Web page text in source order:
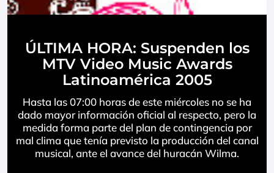
ÚLTIMA HORA: Suspenden los
MTV Video Music Awards
Latinoamérica 2005
Hasta las 07:00 horas de este miércoles no se ha
dado mayor información oficial al respecto, pero la
medida forma parte del plan de contingencia por
mal clima que tenía previsto la producción del canal
musical, ante el avance del huracán Wilma.